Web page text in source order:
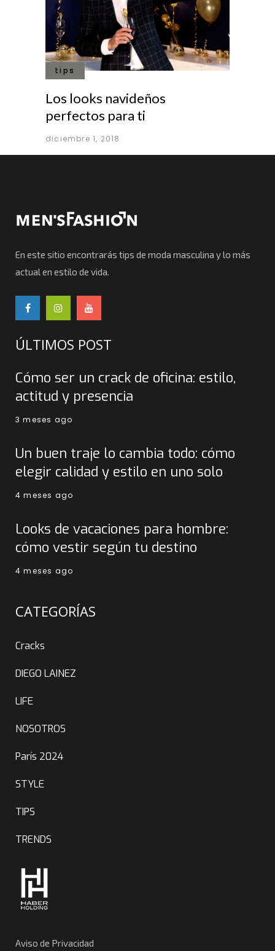
tips
Los looks navideños
perfectos para ti
diciembre 1, 2018
En este sitio encontrarás tips de moda masculina y lo más
actual en estilo de vida.
ÚLTIMOS POST
Cómo ser un crack de oficina: estilo,
actitud y presencia
3 meses ago
Un buen traje lo cambia todo: cómo
elegir calidad y estilo en uno solo
4 meses ago
Looks de vacaciones para hombre:
cómo vestir según tu destino
4 meses ago
CATEGORÍAS
Cracks
DIEGO LAINEZ
LIFE
NOSOTROS
París 2024
STYLE
TIPS
TRENDS
Aviso de Privacidad